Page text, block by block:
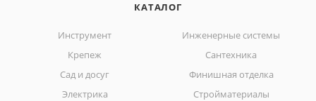
КАТАЛОГ
Инструмент
Инженерные системы
Крепеж
Сантехника
Сад и досуг
Финишная отделка
Электрика
Стройматериалы